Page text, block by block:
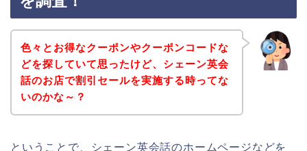
色々とお得なクーポンやクーポンコードな
どを探していて思ったけど、シェーン英会
話のお店で割引セールを実施する時ってな
いのかな～？
ということで、シェーン英会話のホームページなどを